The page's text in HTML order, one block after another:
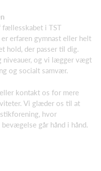
i TST
erfaren gymnast eller helt
hold, der passer til dig.
niveauer, og vi lægger vægt
og socialt samvær.
kontakt os for mere
Vi glæder os til at
hvor
går hånd i hånd.